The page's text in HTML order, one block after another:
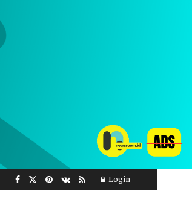
Login